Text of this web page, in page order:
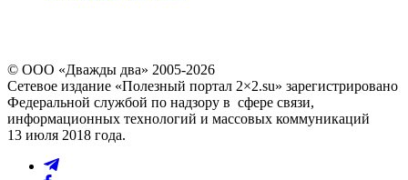
© ООО «Дважды два» 2005-2026
Сетевое издание «Полезный портал 2×2.su» зарегистрировано
Федеральной службой по надзору в сфере связи,
информационных технологий и массовых коммуникаций
13 июля 2018 года.